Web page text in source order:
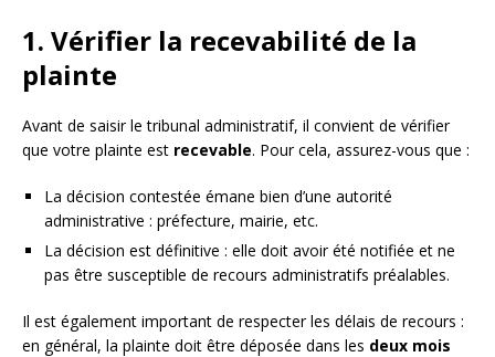
1. Vérifier la recevabilité de la
plainte
Avant de saisir le tribunal administratif, il convient de vérifier
que votre plainte est recevable. Pour cela, assurez-vous que :
La décision contestée émane bien d’une autorité
administrative : préfecture, mairie, etc.
La décision est définitive : elle doit avoir été notifiée et ne
pas être susceptible de recours administratifs préalables.
Il est également important de respecter les délais de recours :
en général, la plainte doit être déposée dans les deux mois